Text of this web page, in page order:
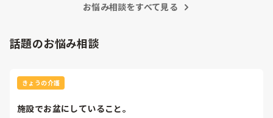
お悩み相談をすべて見る
話題のお悩み相談
きょうの介護
施設でお盆にしていること。